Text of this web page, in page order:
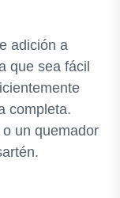
adición a
que sea fácil
completa.
un quemador